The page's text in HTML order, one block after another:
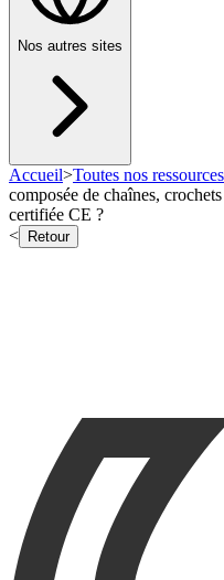
Nos autres sites
Accueil>Toutes nos ressources
composée de chaînes,
certifiée CE ?
<
Retour